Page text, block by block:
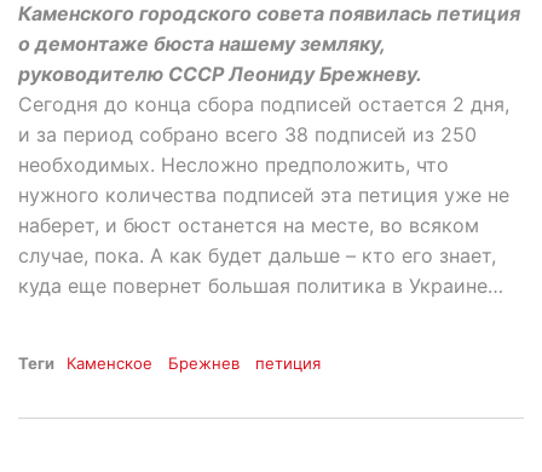
Каменского городского совета появилась петиция
о демонтаже бюста нашему земляку,
руководителю СССР Леониду Брежневу.
Сегодня до конца сбора подписей остается 2 дня,
и за период собрано всего 38 подписей из 250
необходимых. Несложно предположить, что
нужного количества подписей эта петиция уже не
наберет, и бюст останется на месте, во всяком
случае, пока. А как будет дальше – кто его знает,
куда еще повернет большая политика в Украине…
Теги Каменское Брежнев петиция